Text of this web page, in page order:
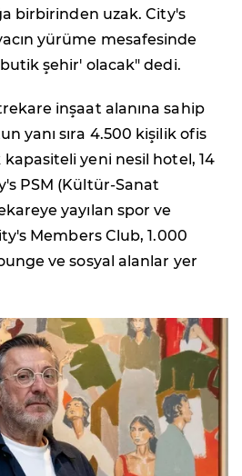
birbirinden uzak. City's
yürüme mesafesinde
şehir' olacak" dedi.
inşaat alanına sahip
yanı sıra 4.500 kişilik ofis
yeni nesil hotel, 14
PSM (Kültür-Sanat
yayılan spor ve
Members Club, 1.000
ve sosyal alanlar yer